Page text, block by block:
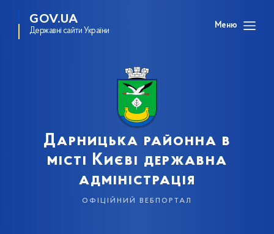
GOV.UA
Державні сайти України
Меню
Дарницька районна в
місті Києві державна
адміністрація
офіційний вебпортал